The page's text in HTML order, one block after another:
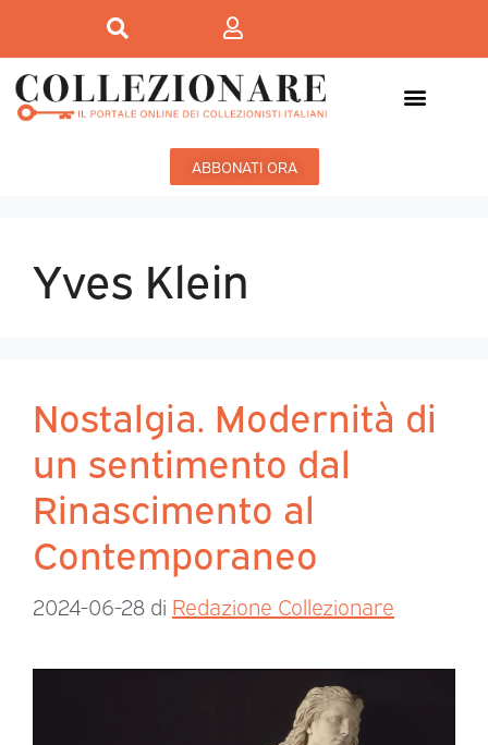
ABBONATI ORA
Yves Klein
Nostalgia. Modernità di
un sentimento dal
Rinascimento al
Contemporaneo
2024-06-28 di Redazione Collezionare